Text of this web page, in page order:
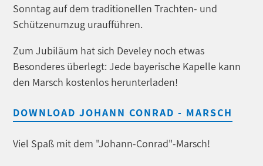
Sonntag auf dem traditionellen Trachten- und
Schützenumzug uraufführen.
Zum Jubiläum hat sich Develey noch etwas
Besonderes überlegt: Jede bayerische Kapelle kann
den Marsch kostenlos herunterladen!
DOWNLOAD JOHANN CONRAD - MARSCH
Viel Spaß mit dem "Johann-Conrad"-Marsch!